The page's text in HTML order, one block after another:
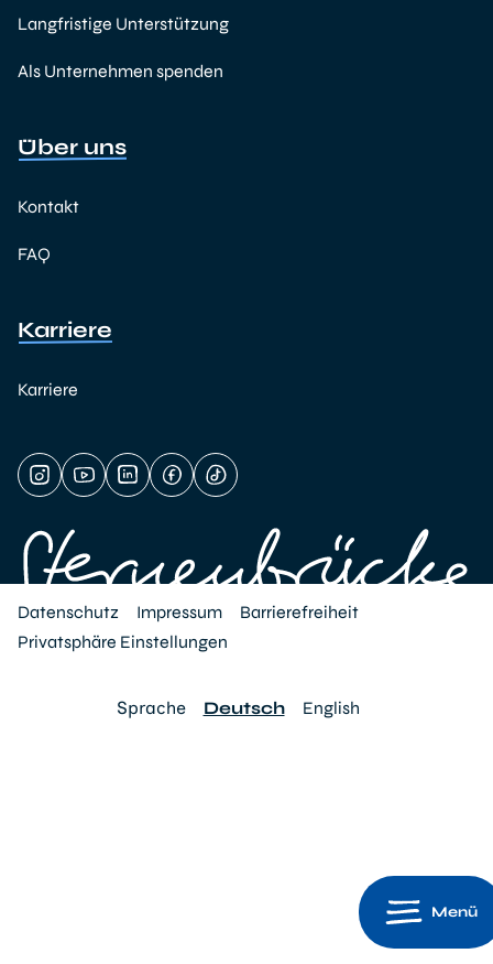
Menü
Langfristige Unterstützung
Als Unternehmen spenden
Über uns
Kontakt
FAQ
Karriere
Karriere
Datenschutz Impressum
Barrierefreiheit
Privatsphäre Einstellungen
Sprache Deutsch English